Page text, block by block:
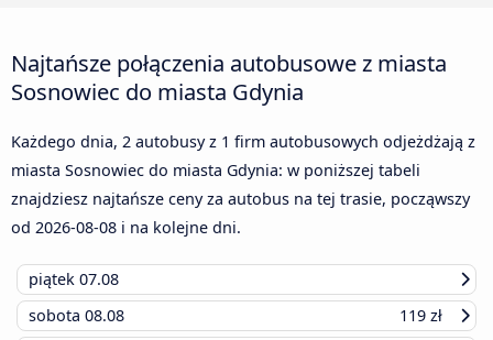
Najtańsze połączenia autobusowe z miasta
Sosnowiec do miasta Gdynia
Każdego dnia, 2 autobusy z 1 firm autobusowych odjeżdżają z
miasta Sosnowiec do miasta Gdynia: w poniższej tabeli
znajdziesz najtańsze ceny za autobus na tej trasie, począwszy
od 2026-08-08 i na kolejne dni.
piątek 07.08
sobota 08.08 119 zł